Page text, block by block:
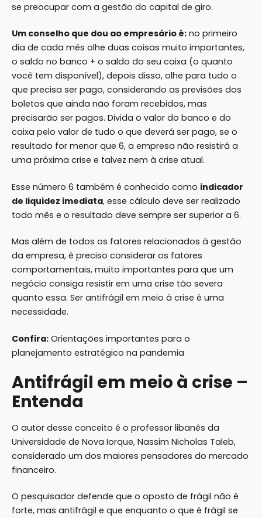
se preocupar com a gestão do capital de giro.
Um conselho que dou ao empresário é: no primeiro
dia de cada mês olhe duas coisas muito importantes,
o saldo no banco + o saldo do seu caixa (o quanto
você tem disponível), depois disso, olhe para tudo o
que precisa ser pago, considerando as previsões dos
boletos que ainda não foram recebidos, mas
precisarão ser pagos. Divida o valor do banco e do
caixa pelo valor de tudo o que deverá ser pago, se o
resultado for menor que 6, a empresa não resistirá a
uma próxima crise e talvez nem à crise atual.
Esse número 6 também é conhecido como indicador
de liquidez imediata, esse cálculo deve ser realizado
todo mês e o resultado deve sempre ser superior a 6.
Mas além de todos os fatores relacionados à gestão
da empresa, é preciso considerar os fatores
comportamentais, muito importantes para que um
negócio consiga resistir em uma crise tão severa
quanto essa. Ser antifrágil em meio à crise é uma
necessidade.
Confira: Orientações importantes para o
planejamento estratégico na pandemia
Antifrágil em meio à crise –
Entenda
O autor desse conceito é o professor libanês da
Universidade de Nova Iorque, Nassim Nicholas Taleb,
considerado um dos maiores pensadores do mercado
financeiro.
O pesquisador defende que o oposto de frágil não é
forte, mas antifrágil e que enquanto o que é frágil se